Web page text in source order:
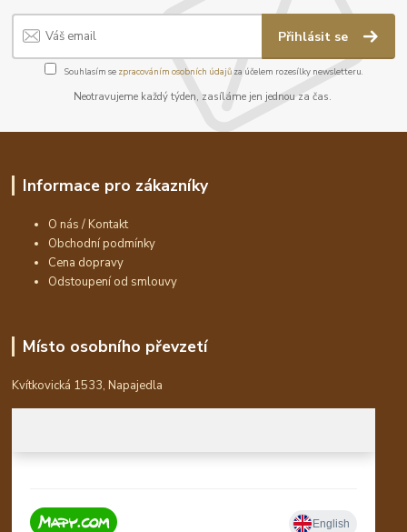
Přihlásit se
Souhlasím se zpracováním osobních údajůza účelem rozesílky newsletteru.
Neotravujeme každý týden, zasíláme jen jednou za čas.
Informace pro zákazníky
O nás / Kontakt
Obchodní podmínky
Cena dopravy
Odstoupení od smlouvy
Místo osobního převzetí
Kvítkovická 1533, Napajedla